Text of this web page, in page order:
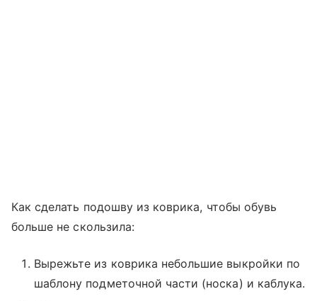
Как сделать подошву из коврика, чтобы обувь
больше не скользила:
Вырежьте из коврика небольшие выкройки по
шаблону подметочной части (носка) и каблука.